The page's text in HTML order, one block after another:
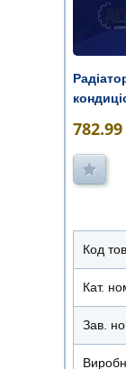
782.99
Код
Кат.
Зав.